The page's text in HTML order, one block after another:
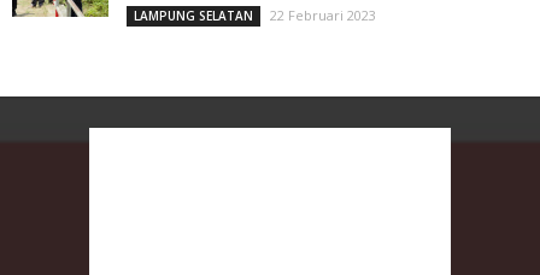
LAMPUNG SELATAN 22 Februari 2023